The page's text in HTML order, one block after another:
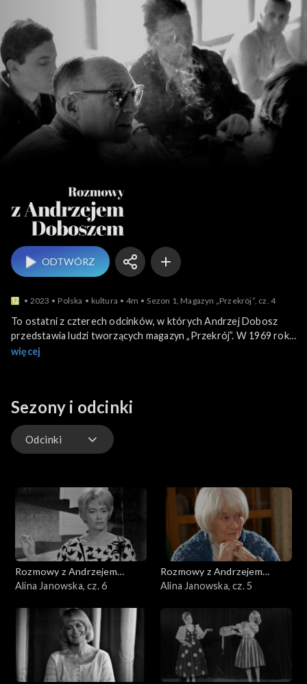
Rozmowy z
ODTWÓRZ
2023 Polska kultura 4m Sezon 1, Magazyn „Przekrój”, cz. 4
To ostatni z czterech odcinków, w których Andrzej Dobosz
przedstawia ludzi tworzących magazyn „Przekrój”. W 1969 roku
Marian Eile rezygnuje z redagowania pisma i opuszcza kraj, a
więcej
Sezony i odcinki
Odcinki
Rozmowy z Andrzejem
Doboszem
Alina Janowska, cz. 6
Rozmowy z Andrzejem
Doboszem
Alina Janowska, cz. 5